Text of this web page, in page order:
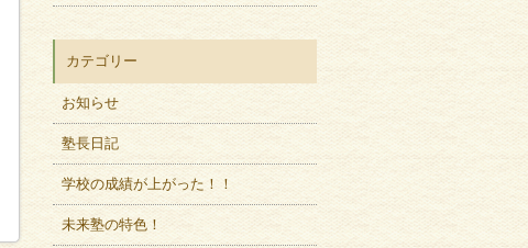
カテゴリー
お知らせ
塾長日記
学校の成績が上がった！！
未来塾の特色！